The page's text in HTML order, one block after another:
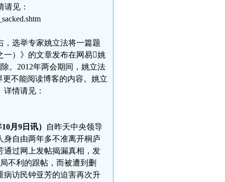
见：
，选举专家姚立法将一篇题
一）》的文章发布在网易姚
。2012年两会期间，姚立法
不能阅读博客的内容。姚立
情请见：
月9日讯）
自昨天中央领导
身自由两年多不准离开桐庐
通过网上发帖揭漏真相，发
不利的跟帖，而被遭到删
病访民钟亚芳的迫害再次升